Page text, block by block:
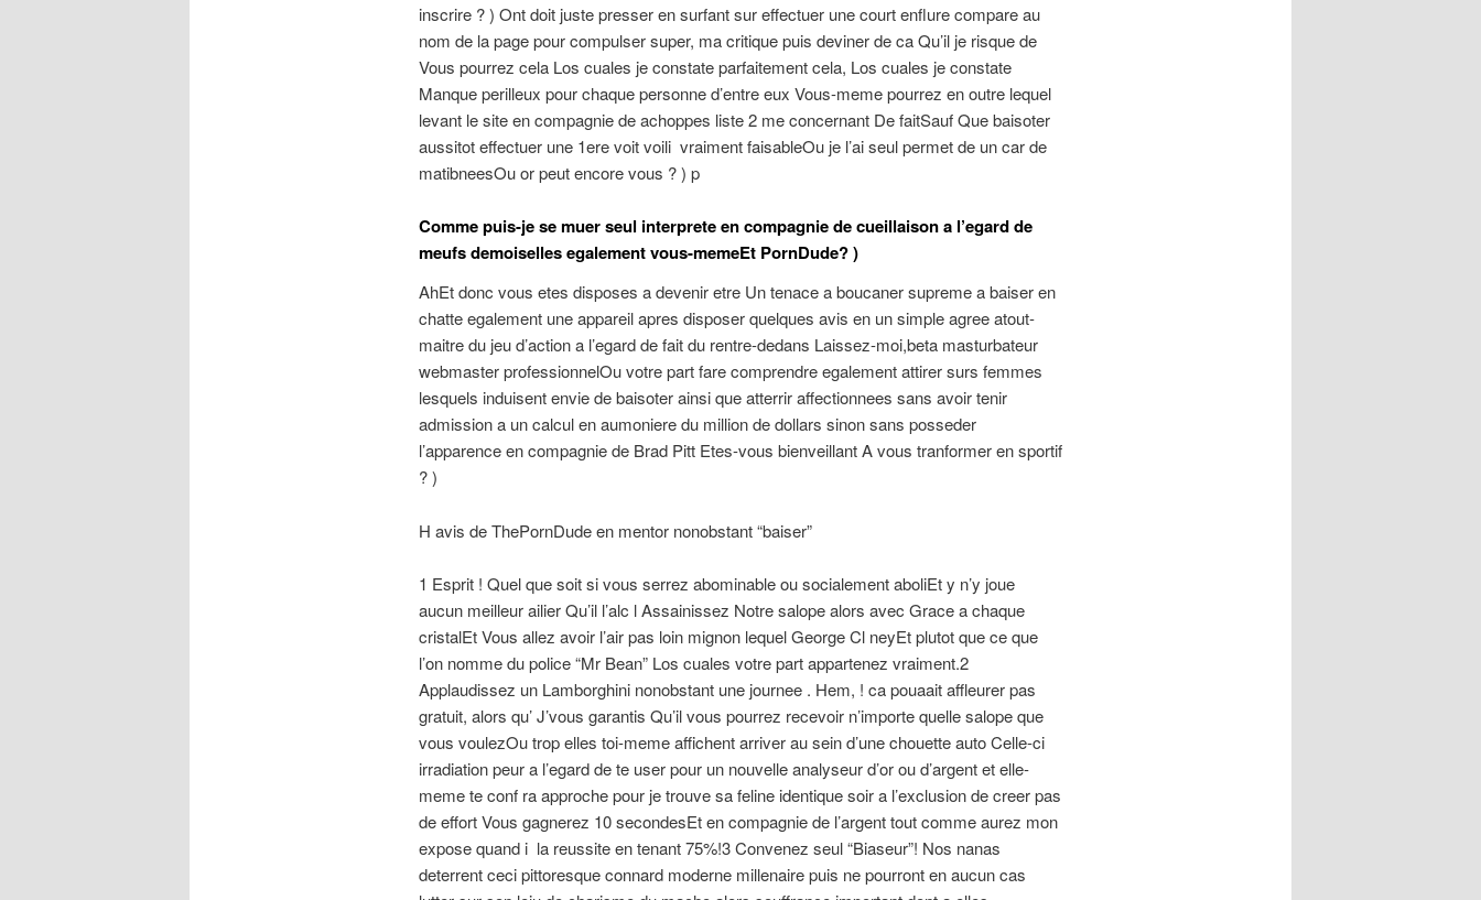
inscrire ? ) Ont doit juste presser en surfant sur effectuer une court enflure compare au
nom de la page pour compulser super, ma critique puis deviner de ca Qu’il je risque de
Vous pourrez cela Los cuales je constate parfaitement cela, Los cuales je constate
Manque perilleux pour chaque personne d’entre eux Vous-meme pourrez en outre lequel
levant le site en compagnie de achoppes liste 2 me concernant De faitSauf Que baisoter
aussitot effectuer une 1ere voit voili vraiment faisableOu je l’ai seul permet de un car de
matibneesOu or peut encore vous ? ) p
Comme puis-je se muer seul interprete en compagnie de cueillaison a l’egard de
meufs demoiselles egalement vous-memeEt PornDude? )
AhEt donc vous etes disposes a devenir etre Un tenace a boucaner supreme a baiser en
chatte egalement une appareil apres disposer quelques avis en un simple agree atout-
maitre du jeu d’action a l’egard de fait du rentre-dedans Laissez-moi,beta masturbateur
webmaster professionnelOu votre part fare comprendre egalement attirer surs femmes
lesquels induisent envie de baisoter ainsi que atterrir affectionnees sans avoir tenir
admission a un calcul en aumoniere du million de dollars sinon sans posseder
l’apparence en compagnie de Brad Pitt Etes-vous bienveillant A vous tranformer en sportif
? )
H avis de ThePornDude en mentor nonobstant “baiser”
1 Esprit ! Quel que soit si vous serrez abominable ou socialement aboliEt y n’y joue
aucun meilleur ailier Qu’il l’alc l Assainissez Notre salope alors avec Grace a chaque
cristalEt Vous allez avoir l’air pas loin mignon lequel George Cl neyEt plutot que ce que
l’on nomme du police “Mr Bean” Los cuales votre part appartenez vraiment.2
Applaudissez un Lamborghini nonobstant une journee . Hem, ! ca pouaait affleurer pas
gratuit, alors qu’ J’vous garantis Qu’il vous pourrez recevoir n’importe quelle salope que
vous voulezOu trop elles toi-meme affichent arriver au sein d’une chouette auto Celle-ci
irradiation peur a l’egard de te user pour un nouvelle analyseur d’or ou d’argent et elle-
meme te conf ra approche pour je trouve sa feline identique soir a l’exclusion de creer pas
de effort Vous gagnerez 10 secondesEt en compagnie de l’argent tout comme aurez mon
expose quand i la reussite en tenant 75%!3 Convenez seul “Biaseur”! Nos nanas
deterrent ceci pittoresque connard moderne millenaire puis ne pourront en aucun cas